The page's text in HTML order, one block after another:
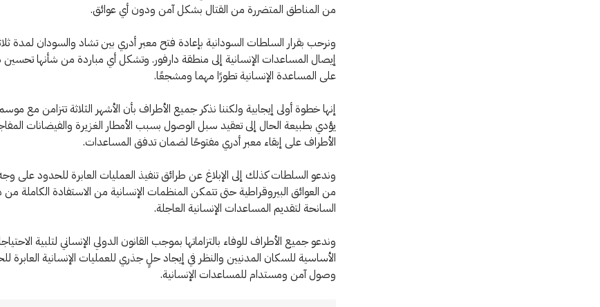
من المناطق المتضررة من القتال بشكل آمن ودون أي عوائق.
ونرحب بقرار السلطات السودانية بإعادة فتح معبر أدري بين تشاد والسودان لمدة
إيصال المساعدات الإنسانية إلى منطقة دارفور. وتشكل أي مباردة من شأنها
على المساعدة الإنسانية تطورًا مهما ومشجعًا.
إنها خطوة أولى إيجابية ولكننا نذكر جميع الأطراف بأن الأشهر الثلاثة تتزامن مع
يؤدي بطبيعة الحال إلى تعقيد سبل الوصول بسبب الأمطار الغزيرة والفيضانات
الأطراف على إبقاء معبر أدري مفتوحًا لضمان تدفق المساعدات.
وندعو السلطات كذلك إلى الإبلاغ عن طرائق تنفيذ العمليات العابرة للحدود على
من العوائق البيروقراطية حتى تتمكن المنظمات الإنسانية من الاستفادة الكاملة
السانحة لتقديم المساعدات الإنسانية العاجلة.
وندعو جميع الأطراف للوفاء بالتزاماتها بموجب القانون الدولي الإنساني لتلبية
الأساسية للسكان المدنيين والنظر في إيجاد حلٍ جذري للعمليات الإنسانية العابرة
وصول آمن ومستدام للمساعدات الإنسانية.